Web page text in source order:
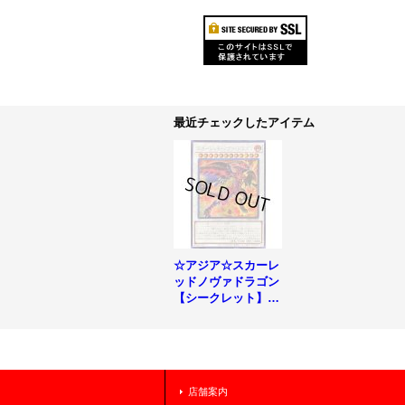
最近チェックしたアイテム
☆アジア☆スカーレ
ッドノヴァドラゴン
【シークレット】
店舗案内